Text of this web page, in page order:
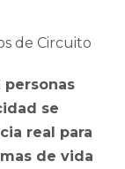
de Circuito
personas
se
real para
de vida